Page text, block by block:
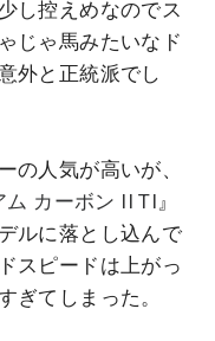
し控えめなのでス
じゃ馬みたいなド
外と正統派でし
の人気が高いが、
ム カーボン II TI』
ルに落とし込んで
スピードは上がっ
ぎてしまった。